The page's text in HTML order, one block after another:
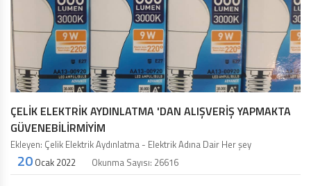
ÇELIK ELEKTRIK AYDINLATMA 'DAN ALIŞVERIŞ YAPMAKTA
GÜVENEBILIRMIYIM
Ekleyen: Çelik Elektrik Aydınlatma - Elektrik Adına Dair Her şey
20 Ocak 2022 Okunma Sayısı: 26616